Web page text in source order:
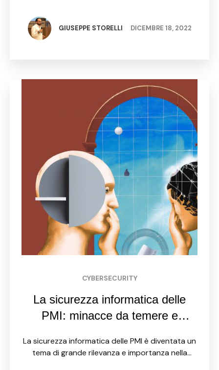
proteggere i dati sensibili e garantire la sicurezza
dei propri servizi. Nonostante l’utilizzo delle
GIUSEPPE STORELLI DICEMBRE 18, 2022
CYBERSECURITY
La sicurezza informatica delle
PMI: minacce da temere e
La sicurezza informatica delle PMI è diventata un
tema di grande rilevanza e importanza nella